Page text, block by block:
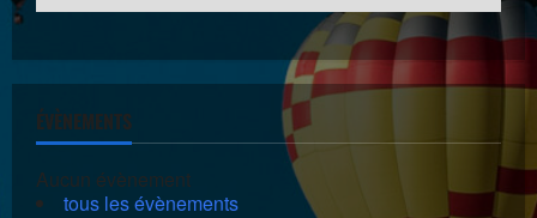
ÉVÈNEMENTS
Aucun évènement
tous les évènements